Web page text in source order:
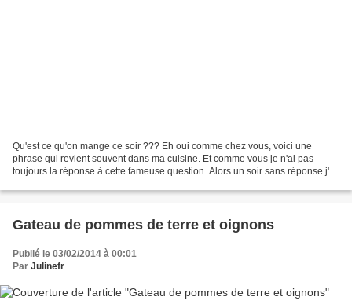
Qu'est ce qu'on mange ce soir ??? Eh oui comme chez vous, voici une
phrase qui revient souvent dans ma cuisine. Et comme vous je n'ai pas
toujours la réponse à cette fameuse question. Alors un soir sans réponse j'ai
Gateau de pommes de terre et oignons
Publié le 03/02/2014 à 00:01
Par Julinefr